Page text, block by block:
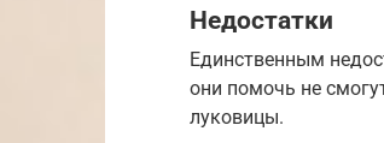
Недостатки
Единственным
они помочь не
луковицы.